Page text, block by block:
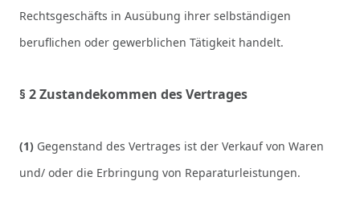
Rechtsgeschäfts in Ausübung ihrer selbständigen
beruflichen oder gewerblichen Tätigkeit handelt.
§ 2 Zustandekommen des Vertrages
(1) Gegenstand des Vertrages ist der Verkauf von Waren
und/ oder die Erbringung von Reparaturleistungen.